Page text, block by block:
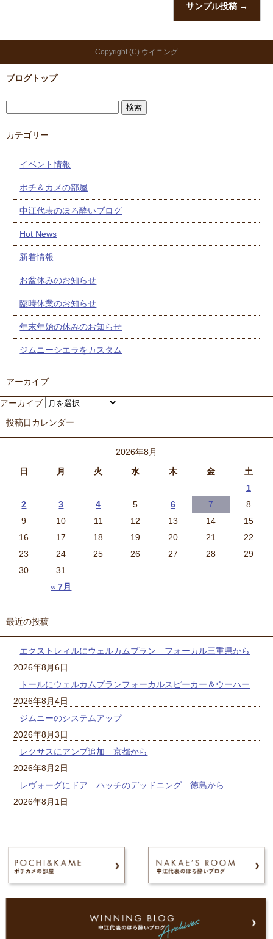
サンプル投稿 →
Copyright (C) ウイニング
ブログトップ
カテゴリー
イベント情報
ポチ＆カメの部屋
中江代表のほろ酔いブログ
Hot News
新着情報
お盆休みのお知らせ
臨時休業のお知らせ
年末年始の休みのお知らせ
ジムニーシエラをカスタム
アーカイブ
アーカイブ
投稿日カレンダー
2026年8月
日
月 火 水 木 金 土
« 7月
1
2
3 4 5 6 7
8
9
10 11 12 13 14
15
16
17 18 19 20 21
22
23
24 25 26 27 28
29
30
31
最近の投稿
エクストレィルにウェルカムプラン フォーカル三重県から
2026年8月6日
トールにウェルカムプランフォーカルスピーカー＆ウーハー
2026年8月4日
ジムニーのシステムアップ
2026年8月3日
レクサスにアンプ追加 京都から
2026年8月2日
レヴォーグにドア ハッチのデッドニング 徳島から
2026年8月1日